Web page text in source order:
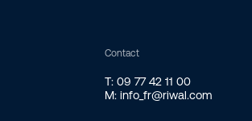
Contact
T: 09 77 42 11 00
M: info_fr@riwal.com